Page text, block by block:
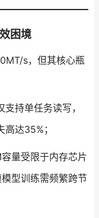
困境
s，但其核心瓶
持单任务读写，
达35%；
量受限于内存芯片
型训练需频繁跨节